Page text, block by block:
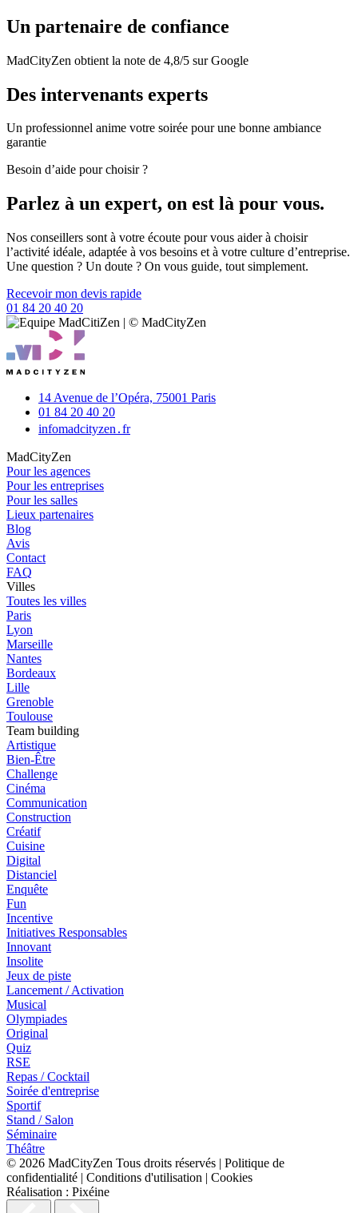
Un partenaire de confiance
MadCityZen obtient la note de 4,8/5 sur Google
Des intervenants experts
Un professionnel anime votre soirée pour une bonne ambiance
garantie
Besoin d’aide pour choisir ?
Parlez à un expert, on est là pour vous.
Nos conseillers sont à votre écoute pour vous aider à choisir
l’activité idéale, adaptée à vos besoins et à votre culture d’entreprise.
Une question ? Un doute ? On vous guide, tout simplement.
Recevoir mon devis rapide
01 84 20 40 20
14 Avenue de l’Opéra, 75001 Paris
01 84 20 40 20
infomadcityzen․fr
MadCityZen
Pour les agences
Pour les entreprises
Pour les salles
Lieux partenaires
Blog
Avis
Contact
FAQ
Villes
Toutes les villes
Paris
Lyon
Marseille
Nantes
Bordeaux
Lille
Grenoble
Toulouse
Team building
Artistique
Bien-Être
Challenge
Cinéma
Communication
Construction
Créatif
Cuisine
Digital
Distanciel
Enquête
Fun
Incentive
Initiatives Responsables
Innovant
Insolite
Jeux de piste
Lancement / Activation
Musical
Olympiades
Original
Quiz
RSE
Repas / Cocktail
Soirée d'entreprise
Sportif
Stand / Salon
Séminaire
Théâtre
© 2026 MadCityZen Tous droits réservés | Politique de
confidentialité | Conditions d'utilisation | Cookies
Réalisation : Pixéine